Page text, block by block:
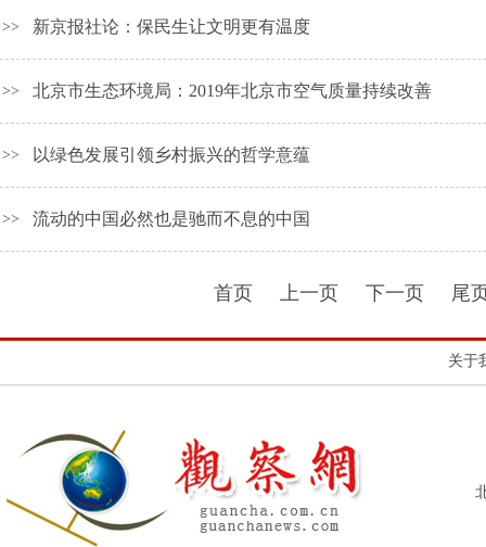
>> 新京报社论：保民生让文明更有温度
>> 北京市生态环境局：2019年北京市空气质量持续改善
>> 以绿色发展引领乡村振兴的哲学意蕴
>> 流动的中国必然也是驰而不息的中国
首页 上一页 下一页 尾
关于